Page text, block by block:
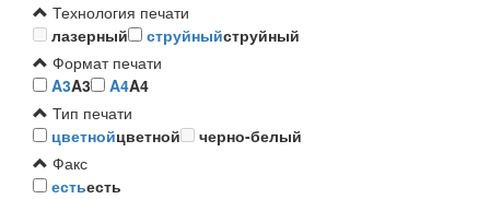
Технология печати
лазерный
струйныйструйный
Формат печати
A3A3 A4A4
Тип печати
цветнойцветной
черно-белый
Факс
естьесть